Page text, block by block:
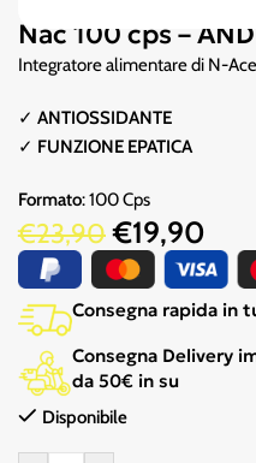
Nac 100 cps –
Integratore alimentare di N-
✓ ANTIOSSIDANTE
✓ FUNZIONE EPATICA
Formato: 100 Cps
€23,90 €19,90
Consegna rapida in
Consegna Delivery
da 50€ in su
Disponibile